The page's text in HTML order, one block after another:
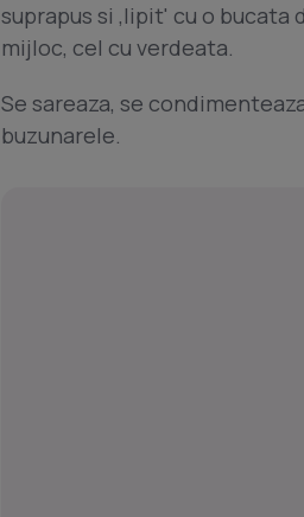
suprapus si ,lipit' cu o bucata
mijloc, cel cu verdeata.
Se sareaza, se
buzunarele.